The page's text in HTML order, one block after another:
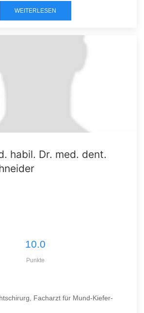
WEITERLESEN
habil. Dr. med. dent.
10.0
Punkte
Facharzt für Mund-Kiefer-